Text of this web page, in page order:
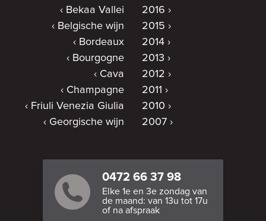
Bekaa Vallei
Belgische wijn
Bordeaux
Bourgogne
Cava
Champagne
Friuli Venezia Giulia
Georgische wijn
2016
2015
2014
2013
2012
2011
2010
2007
0472 66 37 98
Elke 1e en 3e zondag van
de maand: van 13u tot 17u
of na afspraak